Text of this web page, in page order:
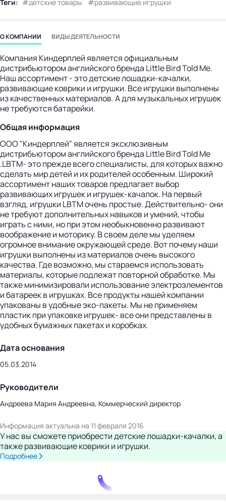
бизнес-центр
Теги: детские товары развивающие игрушки
О КОМПАНИИ ВИДЫ ДЕЯТЕЛЬНОСТИ
Компания Киндерплей является официальным
дистрибьютором английского бренда Little Bird Told Me.
Наш ассортимент - это детские лошадки-качалки,
развивающие коврики и игрушки. Все игрушки выполнены
из качественных материалов. А для музыкальных игрушек
не требуются батарейки.
Общая информация
ООО "Киндерплей" является эксклюзивным
дистрибьютором английского бренда Little Bird Told Me
.LBTM- это прежде всего специалисты, для которых важно
сделать мир детей и их родителей особенным. Широкий
ассортимент наших товаров предлагает выбор
развивающих игрушек и игрушек-качалок. На первый
взгляд, игрушки LBTM очень простые. Действительно- они
не требуют дополнительных навыков и умений, чтобы
играть с ними, но при этом необыкновенно развивают
воображение и моторику. В своем деле мы уделяем
огромное внимание окружающей среде. Вот почему наши
игрушки выполнены из материалов очень высокого
качества. Где возможно, мы стараемся использовать
материалы, которые подлежат повторной обработке. Мы
также минимизировали использование электроэлементов
и батареек в игрушках. Все продукты нашей компании
упакованы в удобные эко-пакеты. Мы не применяем
пластик при упаковке игрушек- все они представлены в
удобных бумажных пакетах и коробках.
Дата основания
05.03.2014
Руководители
Андреева Мария Андреевна, Коммерческий директор
Информация актуальна на 11 февраля 2016
У нас вы сможете приобрести детские лошадки-качалки, а
также развивающие коврики и игрушки.
Подробнее